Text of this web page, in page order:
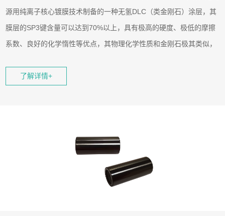
源用纯离子核心镀膜技术制备的一种无氢DLC（类金刚石）涂层，其
膜层的SP3键含量可以达到70%以上，具有极高的硬度、极低的摩擦
系数、良好的化学惰性等优点，其物理化学性质和金刚石极其类似，
了解详情+